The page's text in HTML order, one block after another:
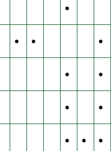
●
● ● ●
● ●
● ●
● ● ●